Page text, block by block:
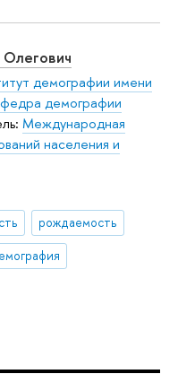
демографии имени
демографии
Международная
населения и
рождаемость